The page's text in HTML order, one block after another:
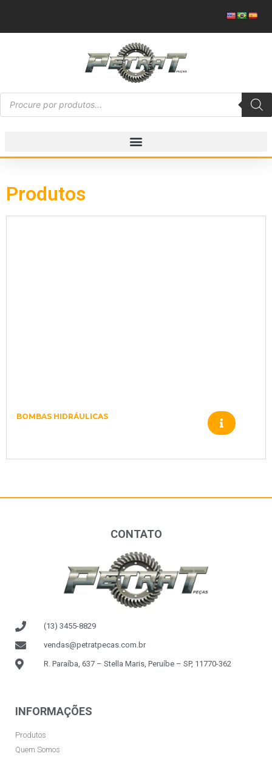
Produtos
BOMBAS HIDRÁULICAS
CONTATO
(13) 3455-8829
vendas@petratpecas.com.br
R. Paraíba, 637 – Stella Maris, Peruíbe – SP, 11770-362
INFORMAÇÕES
Produtos
Quem Somos